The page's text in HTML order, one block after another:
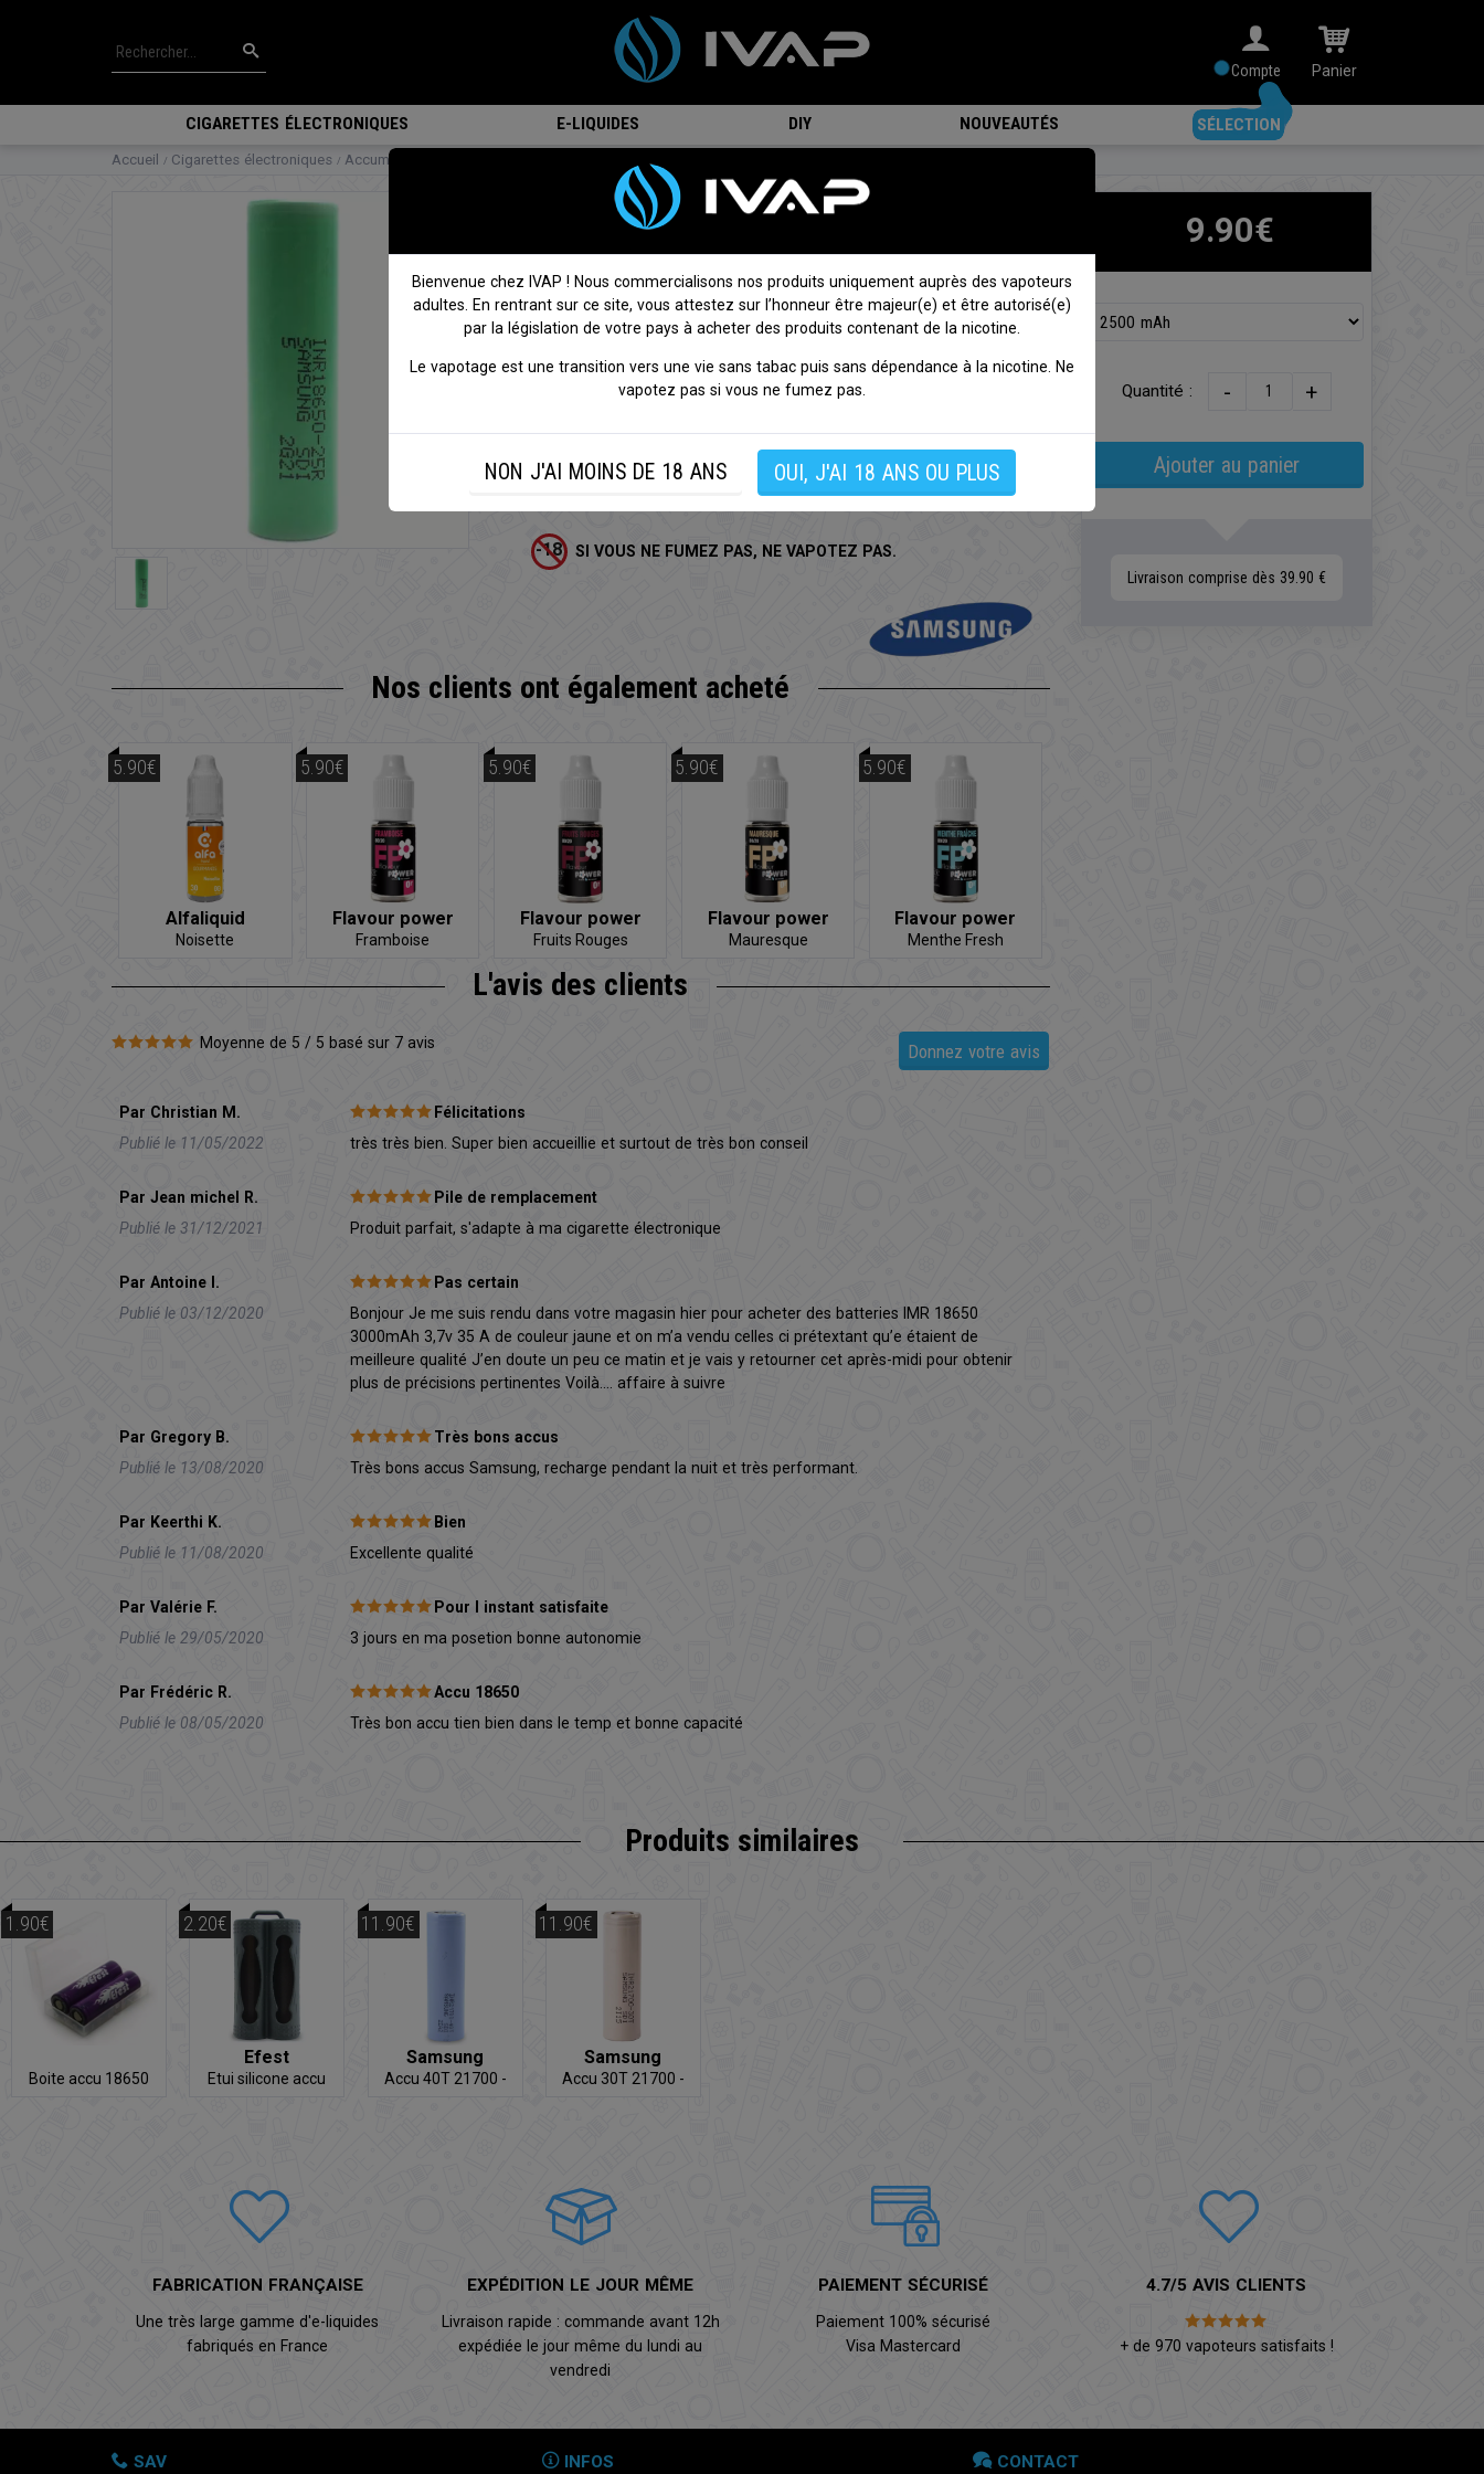
Panier
Compte
CIGARETTES ÉLECTRONIQUES E-LIQUIDES DIY NOUVEAUTÉS SÉLECTION
Accueil Cigarettes électroniques Accumulateurs Accu 25R 18650 - 20A - Samsung
Accu 25R 18650 - 20A - Samsung
7 avis Donnez votre avis
Accumulateur Samsung INR18650 25Rd'une grande capacité de
Capacité : 2500mAh
Tension maximale : 4.20V
Tension minimale : 2.50V
SI VOUS NE FUMEZ PAS, NE VAPOTEZ PAS.
9.90€
Quantité : - +
Ajouter au panier
Livraison comprise dès 39.90 €
Nos clients ont également acheté
Alfaliquid
Noisette
5.90€
Flavour power
Framboise
5.90€
Flavour power
Fruits Rouges
5.90€
Flavour power
Mauresque
5.90€
Flavour power
Menthe Fresh
5.90€
L'avis des clients
Moyenne de 5 / 5 basé sur 7 avis Donnez votre avis
Par Christian M.
Publié le 11/05/2022
Félicitations
très très bien. Super bien accueillie et surtout de très bon conseil
Par Jean michel R.
Publié le 31/12/2021
Pile de remplacement
Produit parfait, s'adapte à ma cigarette électronique
Par Antoine I.
Publié le 03/12/2020
Pas certain
Bonjour Je me suis rendu dans votre magasin hier pour acheter des batteries IMR 18650
3000mAh 3,7v 35 A de couleur jaune et on m’a vendu celles ci prétextant qu’e étaient de
meilleure qualité J’en doute un peu ce matin et je vais y retourner cet après-midi pour obtenir
plus de précisions pertinentes Voilà.... affaire à suivre
Par Gregory B.
Publié le 13/08/2020
Très bons accus
Très bons accus Samsung, recharge pendant la nuit et très performant.
Par Keerthi K.
Publié le 11/08/2020
Bien
Excellente qualité
Par Valérie F.
Publié le 29/05/2020
Pour l instant satisfaite
3 jours en ma posetion bonne autonomie
Par Frédéric R.
Publié le 08/05/2020
Accu 18650
Très bon accu tien bien dans le temp et bonne capacité
Produits similaires
Boite accu 18650
1.90€
Efest
Etui silicone accu
2.20€
Samsung
Accu 40T 21700 -
11.90€
Samsung
Accu 30T 21700 -
11.90€
FABRICATION FRANÇAISE
Une très large gamme d'e-liquides
fabriqués en France
EXPÉDITION LE JOUR MÊME
Livraison rapide : commande avant 12h
expédiée le jour même du lundi au
vendredi
PAIEMENT SÉCURISÉ
Paiement 100% sécurisé
Visa Mastercard
4.7/5 AVIS CLIENTS
+ de 970 vapoteurs satisfaits !
SAV INFOS CONTACT
Bienvenue chez IVAP ! Nous commercialisons nos produits uniquement auprès des vapoteurs
adultes. En rentrant sur ce site, vous attestez sur l’honneur être majeur(e) et être autorisé(e)
par la législation de votre pays à acheter des produits contenant de la nicotine.
Le vapotage est une transition vers une vie sans tabac puis sans dépendance à la nicotine. Ne
vapotez pas si vous ne fumez pas.
NON J'AI MOINS DE 18 ANS OUI, J'AI 18 ANS OU PLUS